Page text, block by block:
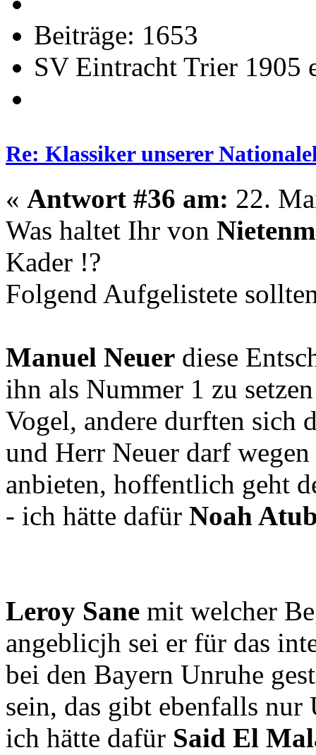
Beiträge: 1653
SV Eintracht Trier 1905
Re: Klassiker unserer
« Antwort #36 am: 22.
Was haltet Ihr von
Kader !?
Folgend Aufgelistete
Manuel Neuer diese
ihn als Nummer 1 zu
Vogel, andere durften sich
und Herr Neuer darf
anbieten, hoffentlich geht
- ich hätte dafür Noah
Leroy Sane mit welcher
angeblicjh sei er für das
bei den Bayern Unruhe
sein, das gibt ebenfalls nur
ich hätte dafür Said El